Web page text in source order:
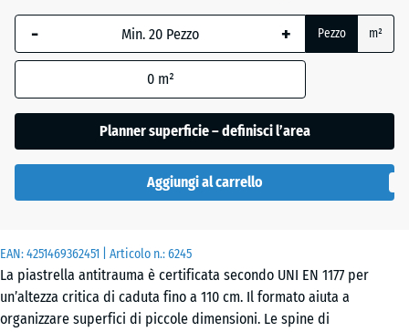
EAN:4251469362451 | Articolo n.:6245
La piastrella antitrauma è certificata secondo UNI EN 1177 per
un’altezza critica di caduta fino a 110 cm. Il formato aiuta a
organizzare superfici di piccole dimensioni. Le spine di
cielo
Beige
Rosso
mattone
- 2,80 €
- + Pezzo m²
0 m²
Planner superficie – definisci l’area
Aggiungi al carrello